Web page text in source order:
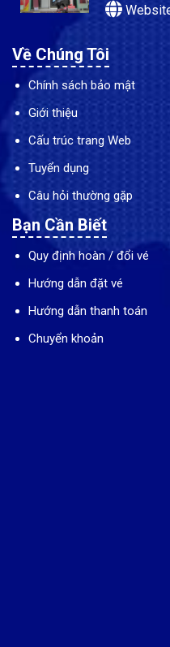
Về Chúng Tôi
Chính sách bảo mật
Giới thiệu
Cấu trúc trang Web
Tuyển dụng
Câu hỏi thường gặp
Bạn Cần Biết
Quy định hoàn / đổi vé
Hướng dẫn đặt vé
Hướng dẫn thanh toán
Chuyển khoản